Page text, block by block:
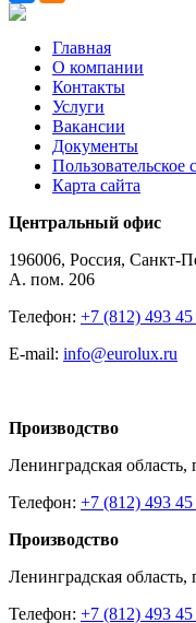
Главная
О компании
Контакты
Услуги
Вакансии
Документы
Пользовательское
Карта сайта
Центральный офис
196006, Россия, Санкт-
А. пом. 206
Телефон: +7 (812) 493 45
E-mail: info@eurolux.ru
Производство
Ленинградская
Телефон: +7 (812) 493 45
Производство
Ленинградская
Телефон: +7 (812) 493 45